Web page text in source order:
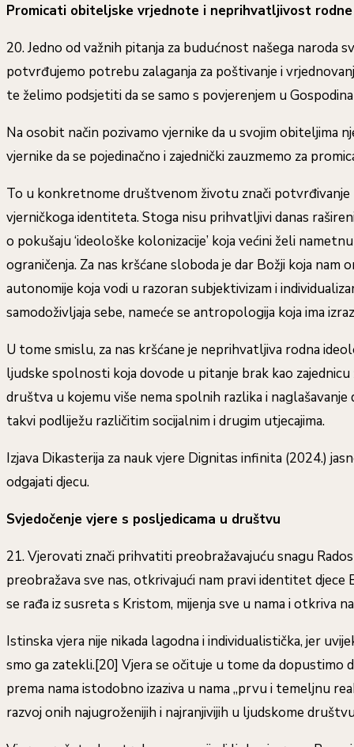
Promicati obiteljske vrjednote i neprihvatljivost
20. Jedno od važnih pitanja za budućnost našega naroda
potvrđujemo potrebu zalaganja za poštivanje i
te želimo podsjetiti da se samo s povjerenjem u
Na osobit način pozivamo vjernike da u svojim obiteljima
vjernike da se pojedinačno i zajednički zauzmemo za
To u konkretnome društvenom životu znači potvrđivanje
vjerničkoga identiteta. Stoga nisu prihvatljivi danas
o pokušaju ‘ideološke kolonizacije’ koja većini želi
ograničenja. Za nas kršćane sloboda je dar Božji koja
autonomije koja vodi u razoran subjektivizam i
samodoživljaja sebe, nameće se antropologija koja ima
U tome smislu, za nas kršćane je neprihvatljiva rodna
ljudske spolnosti koja dovode u pitanje brak kao
društva u kojemu više nema spolnih razlika i
takvi podliježu različitim socijalnim i drugim utjecajima.
Izjava Dikasterija za nauk vjere Dignitas infinita (2024.)
odgajati djecu.
Svjedočenje vjere s posljedicama u društvu
21. Vjerovati znači prihvatiti preobražavajuću snagu
preobražava sve nas, otkrivajući nam pravi identitet
se rađa iz susreta s Kristom, mijenja sve u nama i otkriva
Istinska vjera nije nikada lagodna i individualistička, jer
smo ga zatekli.[20] Vjera se očituje u tome da dopustimo
prema nama istodobno izaziva u nama „prvu i temeljnu
razvoj onih najugroženijih i najranjivijih u ljudskome